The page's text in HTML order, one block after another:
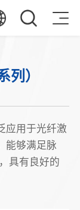
列）
应用于光纤激
能够满足脉
具有良好的